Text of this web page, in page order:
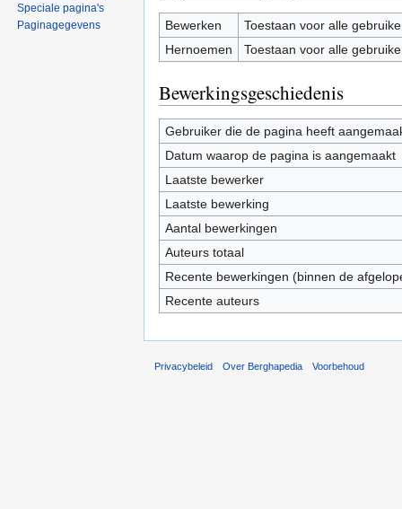
Bewerken
Toestaan voor alle
Hernoemen
Toestaan voor alle
Bewerkingsgeschiedenis
Gebruiker die de pagina heeft
Datum waarop de pagina is aangemaakt
Laatste bewerker
Laatste bewerking
Aantal bewerkingen
Auteurs totaal
Recente bewerkingen (binnen de
Recente auteurs
Speciale pagina's
Paginagegevens
Privacybeleid Over Berghapedia Voorbehoud